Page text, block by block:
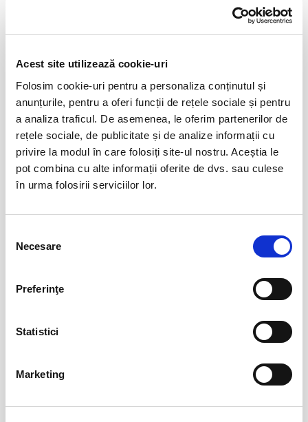
Acest site utilizează cookie-uri
Folosim cookie-uri pentru a personaliza conținutul și
anunțurile, pentru a oferi funcții de rețele sociale și pentru
a analiza traficul. De asemenea, le oferim partenerilor de
rețele sociale, de publicitate și de analize informații cu
privire la modul în care folosiți site-ul nostru. Aceștia le
pot combina cu alte informații oferite de dvs. sau culese
în urma folosirii serviciilor lor.
consimțământului
Necesare
Preferinţe
Statistici
Marketing
Bucuresti
BILETE
aug
VIYAF VIRTUOSI - MARILE CONCERTE
PENTRU PIAN II
BILETE
12
aug
23
aug